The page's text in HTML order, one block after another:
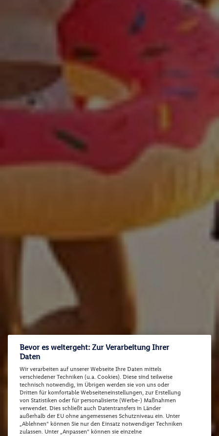
Bevor es weitergeht: Zur Verarbeitung Ihrer
Daten
Wir verarbeiten auf unserer Webseite Ihre Daten mittels
verschiedener Techniken (u.a. Cookies). Diese sind teilweise
technisch notwendig, im Übrigen werden sie von uns oder
Dritten für komfortable Webseiteneinstellungen, zur Erstellung
von Statistiken oder für personalisierte (Werbe-) Maßnahmen
verwendet. Dies schließt auch Datentransfers in Länder
außerhalb der EU ohne angemessenes Schutzniveau ein. Unter
„Ablehnen“ können Sie nur den Einsatz notwendiger Techniken
zulassen. Unter „Anpassen“ können sie einzelne